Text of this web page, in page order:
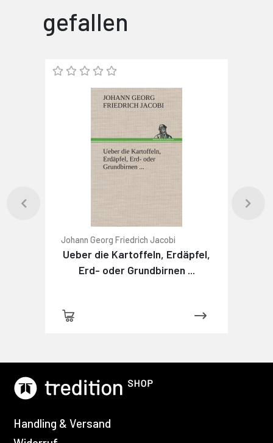
gefallen
Johann Georg Friedrich Jacobi
Ueber die Kartoffeln, Erdäpfel,
Erd- oder Grundbirnen ...
Handling & Versand